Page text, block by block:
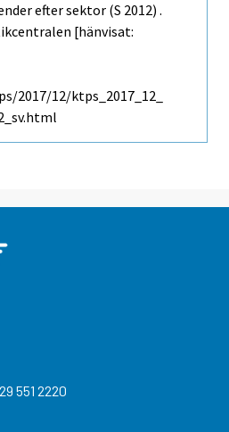
efter sektor (S 2012) .
[hänvisat:
12/ktps_2017_12_
551 2220